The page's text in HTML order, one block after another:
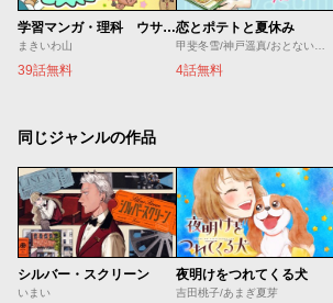
学習マンガ・理科 ウサウサ！
まきいわ山
39話無料
恋とポテトと夏休み
4話無料
同じジャンルの作品
シルバー・スクリーン
いまい
夜明けをつれてくる犬
吉田桃子/あまぎ夏芽